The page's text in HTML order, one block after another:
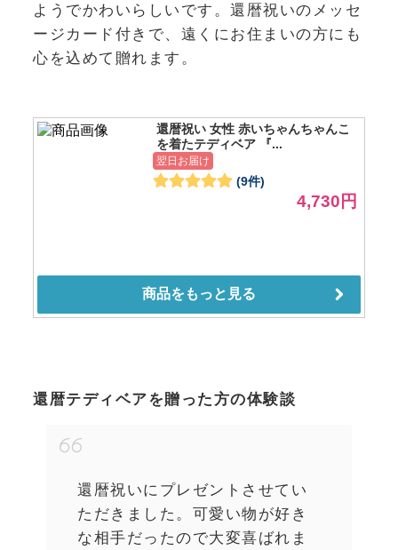
ようでかわいらしいです。還暦祝いのメッセ
ージカード付きで、遠くにお住まいの方にも
心を込めて贈れます。
還暦テディベアを贈った方の体験談
還暦祝いにプレゼントさせてい
ただきました。可愛い物が好き
な相手だったので大変喜ばれま